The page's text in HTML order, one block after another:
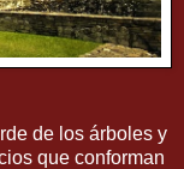
de los árboles y
que conforman